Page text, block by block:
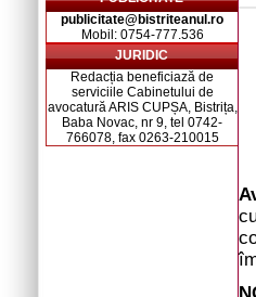
publicitate@bistriteanul.ro
Mobil: 0754-777.536
JURIDIC
Redacția beneficiază de
serviciile Cabinetului de
avocatură ARIS CUPȘA, Bistrița,
Baba Novac, nr 9, tel 0742-
766078, fax 0263-210015